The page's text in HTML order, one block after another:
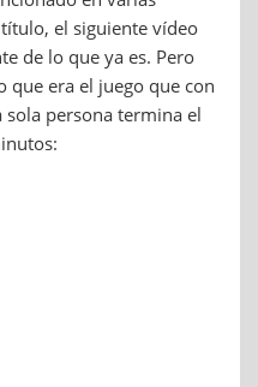
el siguiente vídeo
de lo que ya es. Pero
era el juego que con
sola persona termina el